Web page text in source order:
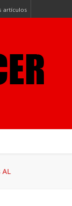
artículos
AL